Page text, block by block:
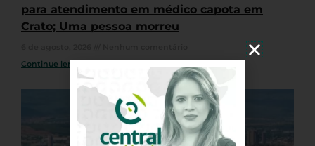
para atendimento em médico capota em
Crato; Uma pessoa morreu
Continue lendo »